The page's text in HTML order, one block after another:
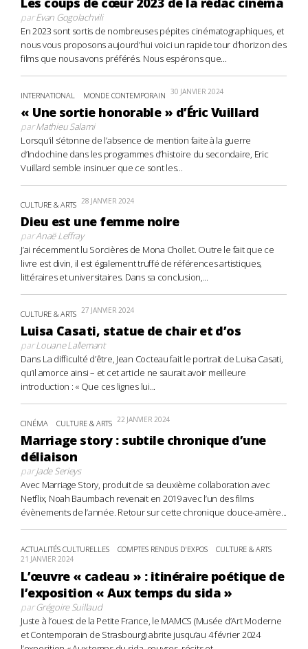
parEvan Gogolachvili
En 2023 sont sortis de nombreuses pépites cinématographiques, et
nous vous proposons aujourd’hui voici un rapide tour d’horizon des
films que nous avons préférés. Nous espérons que...
INTERNATIONAL MONDE CONTEMPORAIN 30 JANVIER 2024
« Une sortie honorable » d’Éric Vuillard
parMathieu Salami
Lorsqu’il s’étonne de l’absence de mention faite à la guerre
d’Indochine dans les programmes d’histoire du secondaire, Eric
Vuillard semble insinuer que ce sont les...
CULTURE & ARTS 28 JANVIER 2024
Dieu est une femme noire
parAnaë Leffray
J’ai récemment lu Sorcières de Mona Chollet. Outre le fait que ce
livre est divin, il est également truffé de références artistiques,
littéraires et universitaires. Dans sa conclusion,...
CULTURE & ARTS 27 JANVIER 2024
Luisa Casati, statue de chair et d’os
parLouane Lallemant
Dans La difficulté d’être, Jean Cocteau fait le portrait de Luisa Casati,
qu’il amorce ainsi – et cet article ne saurait avoir meilleure
introduction : « Que ces lignes lui...
CINÉMA CULTURE & ARTS 22 JANVIER 2024
Marriage story : subtile chronique d’une
déliaison
parJade Serieys
Avec Marriage Story, produit de sa deuxième collaboration avec
Netflix, Noah Baumbach revenait en 2019 avec l’un des films
évènements de l’année. Retour sur cette chronique douce-amère...
ACTUALITÉS CULTURELLES COMPTES RENDUS D'EXPOS CULTURE & ARTS
21 JANVIER 2024
L’œuvre « cadeau » : itinéraire poétique de
l’exposition « Aux temps du sida »
parGrégoire Suillaud
Juste à l’ouest de la Petite France, le MAMCS (Musée d’Art Moderne
et Contemporain de Strasbourg) abrite jusqu’au 4 février 2024